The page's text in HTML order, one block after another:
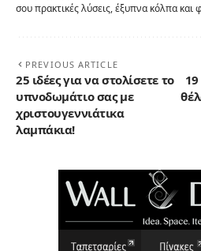
σου πρακτικές λύσεις, έξυπνα κόλπα και
PREVIOUS ARTICLE
25 ιδέες για να στολίσετε το
υπνοδωμάτιο σας με
χριστουγεννιάτικα
λαμπάκια!